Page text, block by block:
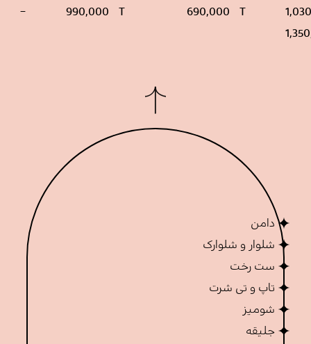
690,000
T
990,000
T
–
دامن
شلوار و شلوارک
ست رخت
تاپ و تی شرت
شومیز
جلیقه